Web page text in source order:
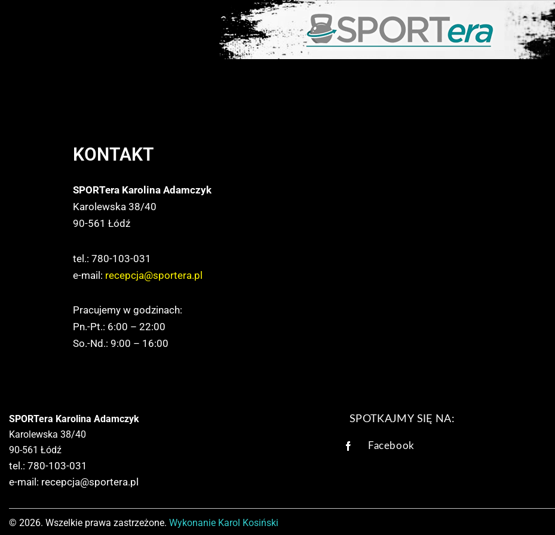
KONTAKT
SPORTera Karolina Adamczyk
Karolewska 38/40
90-561 Łódź
tel.: 780-103-031
e-mail: recepcja@sportera.pl
Pracujemy w godzinach:
Pn.-Pt.: 6:00 – 22:00
So.-Nd.: 9:00 – 16:00
SPORTera Karolina Adamczyk
Karolewska 38/40
90-561 Łódź
tel.: 780-103-031
e-mail: recepcja@sportera.pl
SPOTKAJMY SIĘ NA:
Facebook
© 2026. Wszelkie prawa zastrzeżone. Wykonanie Karol Kosiński